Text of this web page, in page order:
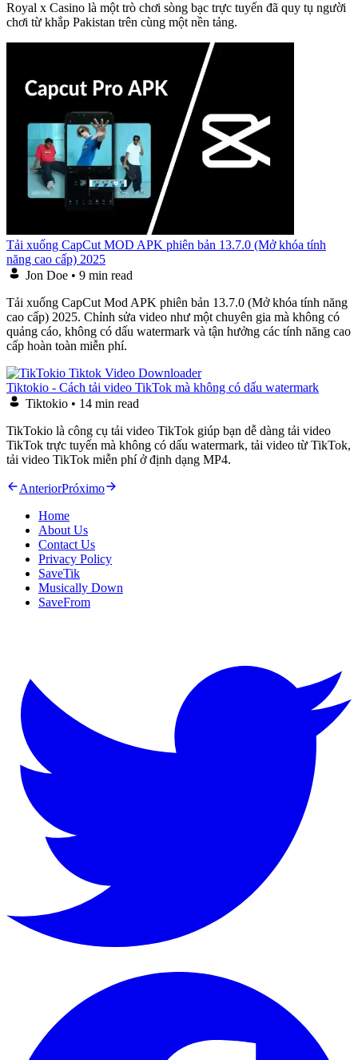
Royal x Casino là một trò chơi sòng bạc trực tuyến đã quy tụ người
chơi từ khắp Pakistan trên cùng một nền tảng.
Tải xuống CapCut MOD APK phiên bản 13.7.0 (Mở khóa tính
năng cao cấp) 2025
Jon Doe • 9 min read
Tải xuống CapCut Mod APK phiên bản 13.7.0 (Mở khóa tính năng
cao cấp) 2025. Chỉnh sửa video như một chuyên gia mà không có
quảng cáo, không có dấu watermark và tận hưởng các tính năng cao
cấp hoàn toàn miễn phí.
Tiktokio - Cách tải video TikTok mà không có dấu watermark
Tiktokio • 14 min read
TikTokio là công cụ tải video TikTok giúp bạn dễ dàng tải video
TikTok trực tuyến mà không có dấu watermark, tải video từ TikTok,
tải video TikTok miễn phí ở định dạng MP4.
AnteriorPróximo
Home
About Us
Contact Us
Privacy Policy
SaveTik
Musically Down
SaveFrom